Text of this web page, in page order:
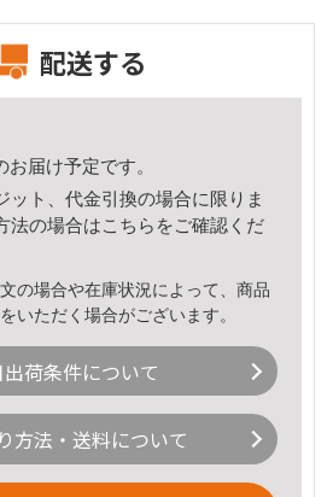
配送する
お届け予定です。
ット、代金引換の場合に限りま
法の場合はこちら をご確認くだ
の場合や在庫状況によって、商品
いただく場合がございます。
荷条件について
方法・送料について